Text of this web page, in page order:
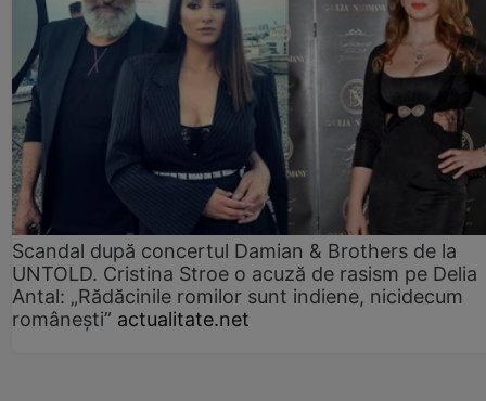
Scandal după concertul Damian & Brothers de la
UNTOLD. Cristina Stroe o acuză de rasism pe Delia
Antal: „Rădăcinile romilor sunt indiene, nicidecum
românești” actualitate.net